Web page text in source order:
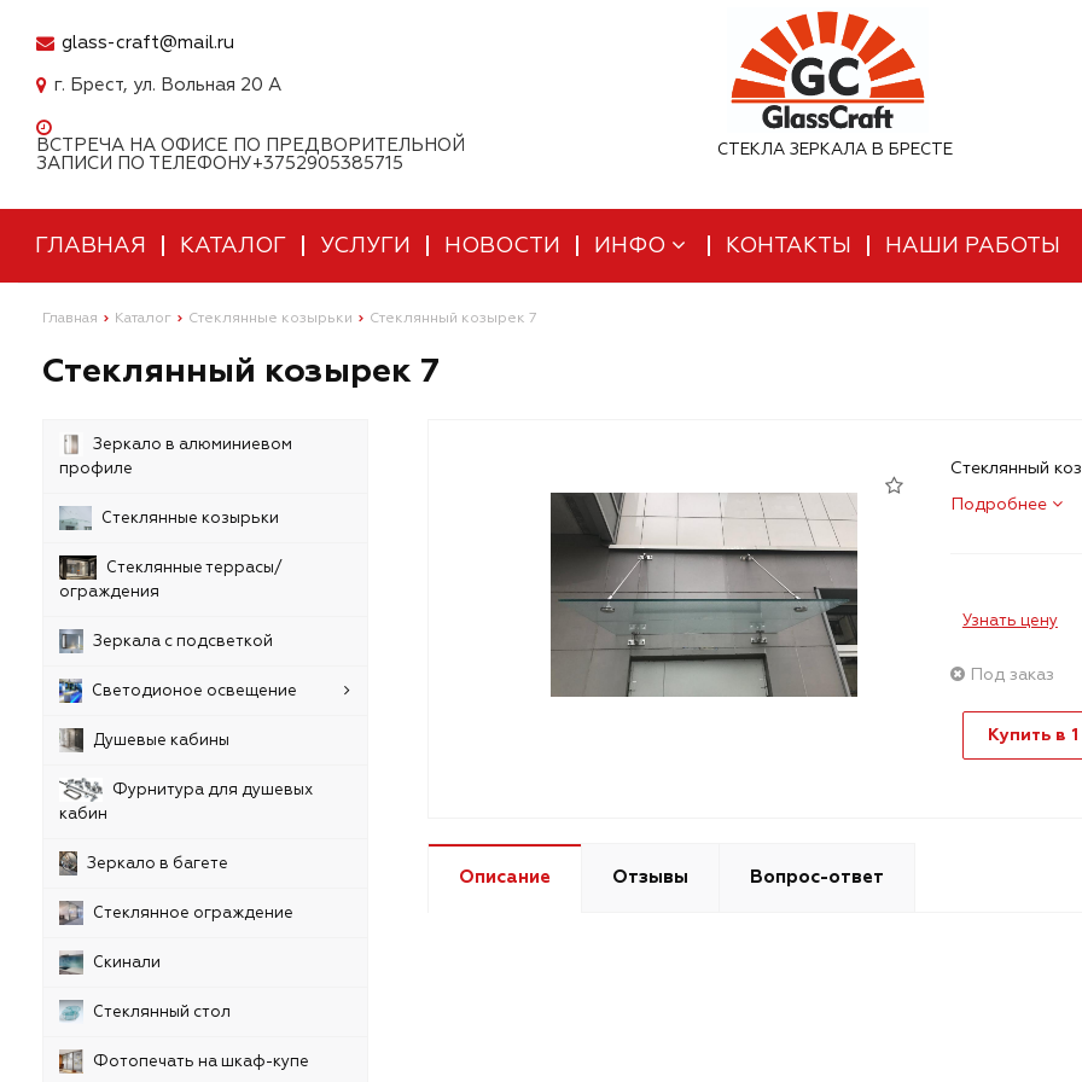
glass-craft@mail.ru
г. Брест, ул. Вольная 20 А
ВСТРЕЧА НА ОФИСЕ ПО ПРЕДВОРИТЕЛЬНОЙ
ЗАПИСИ ПО ТЕЛЕФОНУ+3752905385715
СТЕКЛА ЗЕРКАЛА В БРЕСТЕ
ГЛАВНАЯ КАТАЛОГ УСЛУГИ НОВОСТИ ИНФО КОНТАКТЫ НАШИ РАБОТЫ
Главная Каталог Стеклянные козырьки Стеклянный козырек 7
Стеклянный козырек 7
Зеркало в алюминиевом
профиле
Стеклянные козырьки
Стеклянные террасы/
ограждения
Зеркала с подсветкой
Светодионое освещение
Душевые кабины
Фурнитура для душевых
кабин
Зеркало в багете
Стеклянное ограждение
Скинали
Стеклянный стол
Фотопечать на шкаф-купе
Стеклянный
Подробнее
Узнать цену
Под заказ
Купить в
Описание Отзывы Вопрос-ответ